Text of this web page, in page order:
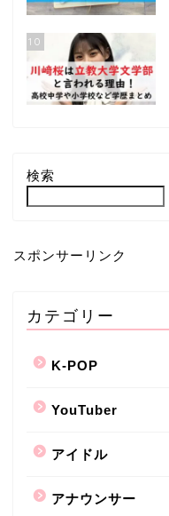
10
検索
スポンサーリンク
カテゴリー
K-POP
YouTuber
アイドル
アナウンサー